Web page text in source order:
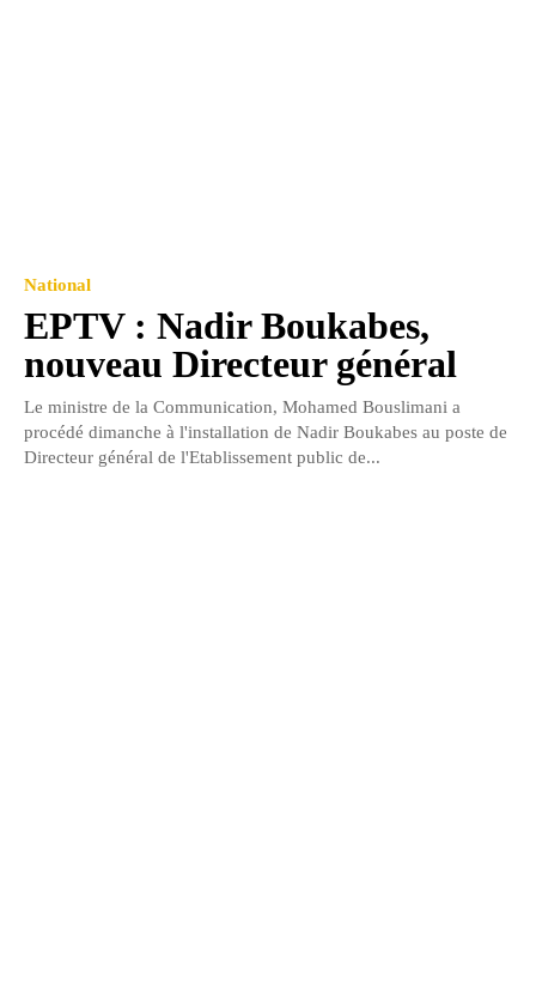
National
EPTV : Nadir Boukabes,
nouveau Directeur général
Le ministre de la Communication, Mohamed Bouslimani a
procédé dimanche à l'installation de Nadir Boukabes au poste de
Directeur général de l'Etablissement public de...